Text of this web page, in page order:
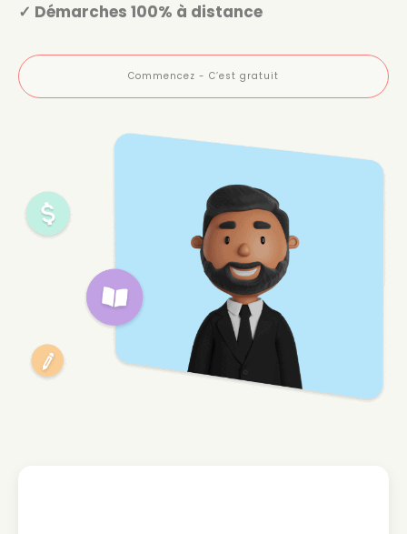
✓ Démarches 100% à distance
Commencez - C’est gratuit